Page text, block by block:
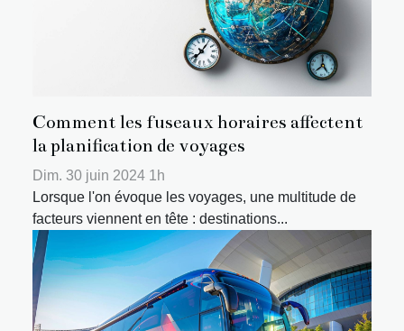
Comment les fuseaux horaires affectent
la planification de voyages
Dim. 30 juin 2024 1h
Lorsque l'on évoque les voyages, une multitude de
facteurs viennent en tête : destinations...